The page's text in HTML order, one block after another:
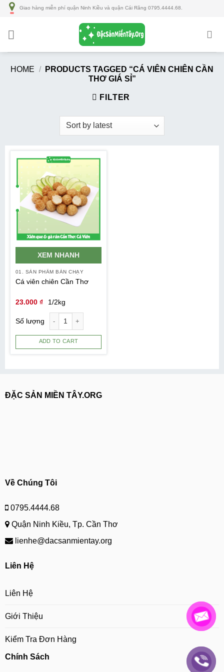
Số
Giao hàng miễn phí quận Ninh Kiều và quận Cái Răng 0795.4444.68.
HOME /
PRODUCTS TAGGED “CÁ VIÊN CHIÊN CẦN
THƠ GIÁ SỈ”
FILTER
XEM NHANH
01. SẢN PHẨM BÁN CHẠY
Cá viên chiên Cần Thơ
23.000 ₫ 1/2kg
ADD TO CART
ĐẶC SẢN MIỀN TÂY.ORG
Về Chúng Tôi
0795.4444.68
Quận Ninh Kiều, Tp. Cần Thơ
lienhe@dacsanmientay.org
Liên Hệ
Liên Hệ
Giới Thiệu
Kiểm Tra Đơn Hàng
Chính Sách